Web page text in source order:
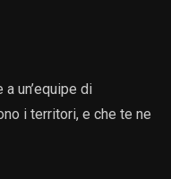
un’equipe di
i territori, e che te ne